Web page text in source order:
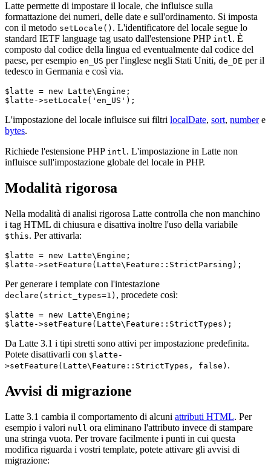
Latte permette di impostare il locale, che influisce sulla
formattazione dei numeri, delle date e sull'ordinamento. Si imposta
con il metodo setLocale() . L'identificatore del locale segue lo
standard IETF language tag usato dall'estensione PHP intl. È
composto dal codice della lingua ed eventualmente dal codice del
paese, per esempio en_US per l'inglese negli Stati Uniti, de_DE per il
tedesco in Germania e così via.
$latte = new Latte\Engine;
L'impostazione del locale influisce sui filtri localDate, sort, numbere
bytes.
Richiede l'estensione PHP intl. L'impostazione in Latte non
influisce sull'impostazione globale del locale in PHP.
Modalità rigorosa
Nella modalità di analisi rigorosa Latte controlla che non manchino
i tag HTML di chiusura e disattiva inoltre l'uso della variabile
$this. Per attivarla:
$latte = new Latte\Engine;
Per generare i template con l'intestazione
declare(strict_types=1) , procedete così:
$latte = new Latte\Engine;
Da Latte 3.1 i tipi stretti sono attivi per impostazione predefinita.
Potete disattivarli con $latte-
>setFeature(Latte\Feature::StrictTypes, false) .
Avvisi di migrazione
Latte 3.1 cambia il comportamento di alcuni attributi HTML. Per
esempio i valori null ora eliminano l'attributo invece di stampare
una stringa vuota. Per trovare facilmente i punti in cui questa
modifica riguarda i vostri template, potete attivare gli avvisi di
migrazione: